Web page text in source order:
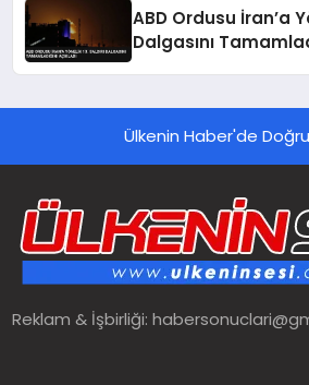
ABD Ordusu İran’a
Dalgasını
Ülkenin Haber'de
Reklam & İşbirliği: